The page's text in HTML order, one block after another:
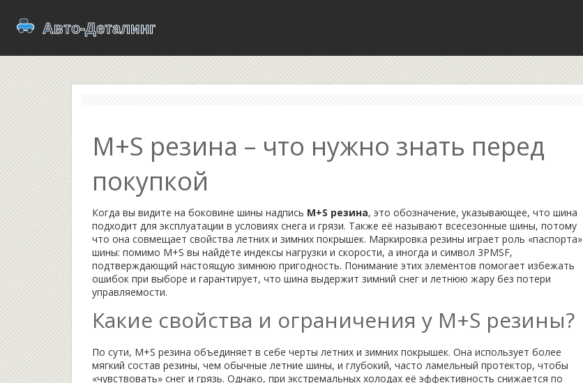
M+S резина – что нужно знать перед
покупкой
Когда вы видите на боковине шины надпись M+S резина, это обозначение, указывающее, что шина
подходит для эксплуатации в условиях снега и грязи. Также её называют всесезонные шины, потому
что она совмещает свойства летних и зимних покрышек. Маркировка резины играет роль «паспортa»
шины: помимо M+S вы найдёте индексы нагрузки и скорости, а иногда и символ 3PMSF,
подтверждающий настоящую зимнюю пригодность. Понимание этих элементов помогает избежать
ошибок при выборе и гарантирует, что шина выдержит зимний снег и летнюю жару без потери
управляемости.
Какие свойства и ограничения у M+S резины?
По сути, M+S резина объединяет в себе черты летних и зимних покрышек. Она использует более
мягкий состав резины, чем обычные летние шины, и глубокий, часто ламельный протектор, чтобы
«чувствовать» снег и грязь. Однако, при экстремальных холодах её эффективность снижается по